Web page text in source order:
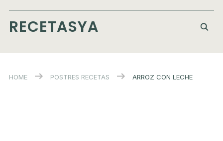
RECETASYA
HOME POSTRES RECETAS ARROZ CON LECHE